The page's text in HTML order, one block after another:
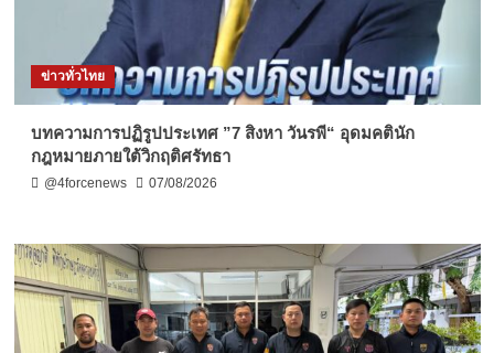
ข่าวทั่วไทย
บทความการปฏิรูปประเทศ ”7 สิงหา วันรพี“ อุดมคตินัก
กฎหมายภายใต้วิกฤติศรัทธา
@4forcenews 07/08/2026